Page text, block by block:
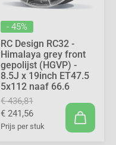
- 45%
RC Design RC32 -
Himalaya grey front
gepolijst (HGVP) -
8.5J x 19inch ET47.5
5x112 naaf 66.6
€ 436,81
€ 241,56
Prijs per stuk